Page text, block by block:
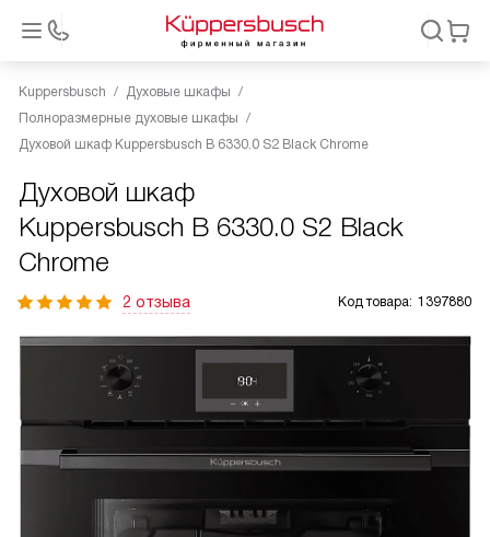
Kuppersbusch
Духовые шкафы
Полноразмерные духовые шкафы
Духовой шкаф Kuppersbusch B 6330.0 S2 Black Chrome
Духовой шкаф
Kuppersbusch B 6330.0 S2 Black
Chrome
2 отзыва Код товара: 1397880